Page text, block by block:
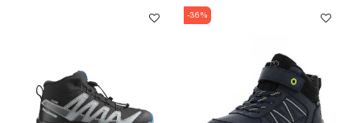
-36%